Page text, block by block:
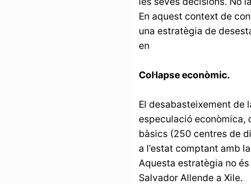
En aquest context de
una estratègia de
en
Col·lapse econòmic.
El desabasteixement de
especulació
bàsics (250 centres de
a l’estat comptant amb
Aquesta estratègia no
Salvador Allende a Xile.